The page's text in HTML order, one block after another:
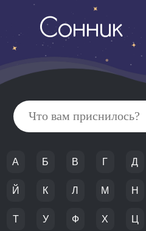
Сонник
А Б В Г Д
Й К Л М Н
Т У Ф Х Ц